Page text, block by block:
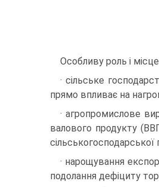
Особливу роль і
· сільське
прямо впливає на
· агропромислове
валового продукту
· нарощування
подолання дефіциту